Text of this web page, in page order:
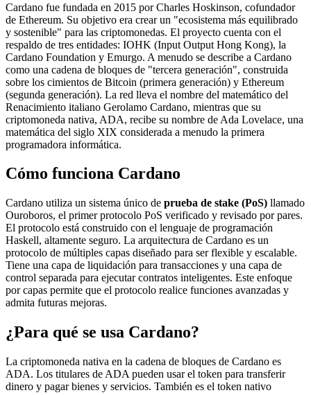
Cardano fue fundada en 2015 por Charles Hoskinson, cofundador
de Ethereum. Su objetivo era crear un "ecosistema más equilibrado
y sostenible" para las criptomonedas. El proyecto cuenta con el
respaldo de tres entidades: IOHK (Input Output Hong Kong), la
Cardano Foundation y Emurgo. A menudo se describe a Cardano
como una cadena de bloques de "tercera generación", construida
sobre los cimientos de Bitcoin (primera generación) y Ethereum
(segunda generación). La red lleva el nombre del matemático del
Renacimiento italiano Gerolamo Cardano, mientras que su
criptomoneda nativa, ADA, recibe su nombre de Ada Lovelace, una
matemática del siglo XIX considerada a menudo la primera
programadora informática.
Cómo funciona Cardano
Cardano utiliza un sistema único de prueba de stake (PoS) llamado
Ouroboros, el primer protocolo PoS verificado y revisado por pares.
El protocolo está construido con el lenguaje de programación
Haskell, altamente seguro. La arquitectura de Cardano es un
protocolo de múltiples capas diseñado para ser flexible y escalable.
Tiene una capa de liquidación para transacciones y una capa de
control separada para ejecutar contratos inteligentes. Este enfoque
por capas permite que el protocolo realice funciones avanzadas y
admita futuras mejoras.
¿Para qué se usa Cardano?
La criptomoneda nativa en la cadena de bloques de Cardano es
ADA. Los titulares de ADA pueden usar el token para transferir
dinero y pagar bienes y servicios. También es el token nativo